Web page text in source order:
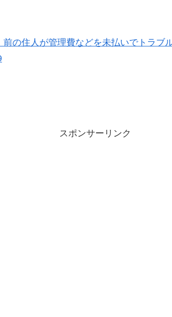
前の住人が管理費などを未払いでトラ
スポンサーリンク